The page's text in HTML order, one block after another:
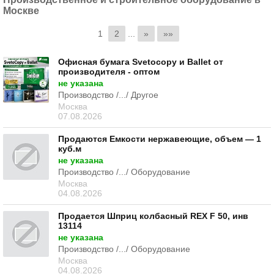
Москве
1 2 » »»
Офисная бумага Svetocopy и Ballet от
производителя - оптом
не указана
Производство /.../ Другое
Москва
07.08.2026
Продаются Емкости нержавеющие, объем — 1
куб.м
не указана
Производство /.../ Оборудование
Москва
04.08.2026
Продается Шприц колбасный REX F 50, инв
13114
не указана
Производство /.../ Оборудование
Москва
04.08.2026